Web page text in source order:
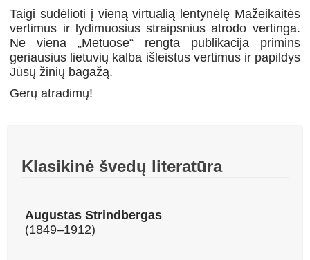
Taigi sudėlioti į vieną virtualią lentynėlę Mažeikaitės
vertimus ir lydimuosius straipsnius atrodo vertinga.
Ne viena „Metuose“ rengta publikacija primins
geriausius lietuvių kalba išleistus vertimus ir papildys
Jūsų žinių bagažą.
Gerų atradimų!
Klasikinė švedų literatūra
Augustas Strindbergas
(1849–1912)